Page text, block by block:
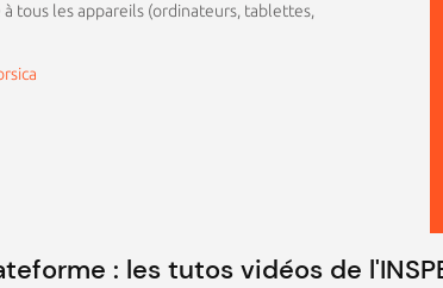
tous les appareils (ordinateurs, tablettes,
: les tutos vidéos de